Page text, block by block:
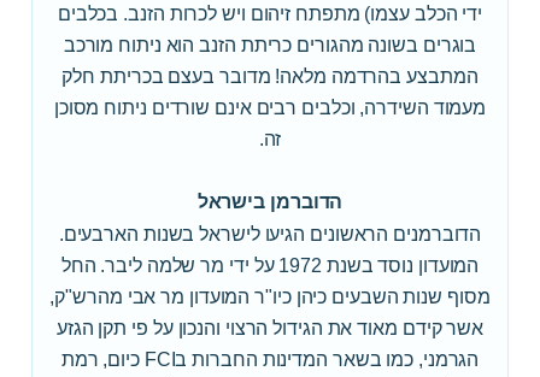
ידי הכלב עצמו) מתפתח זיהום ויש לכרות הזנב. בכלבים
בוגרים בשונה מהגורים כריתת הזנב הוא ניתוח מורכב
המתבצע בהרדמה מלאה! מדובר בעצם בכריתת חלק
מעמוד השידרה, וכלבים רבים אינם שורדים ניתוח מסוכן
זה.
הדוברמן בישראל
הדוברמנים הראשונים הגיעו לישראל בשנות הארבעים.
המועדון נוסד בשנת 1972 על ידי מר שלמה ליבר. החל
מסוף שנות השבעים כיהן כיו"ר המועדון מר אבי מהרש"ק,
אשר קידם מאוד את הגידול הרצוי והנכון על פי תקן הגזע
הגרמני, כמו בשאר המדינות החברות בFCI כיום, רמת